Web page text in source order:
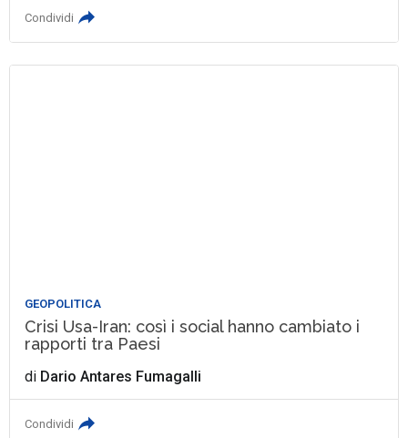
Condividi
GEOPOLITICA
Crisi Usa-Iran: così i social hanno cambiato i
rapporti tra Paesi
di Dario Antares Fumagalli
Condividi